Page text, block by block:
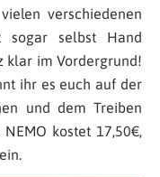
verschiedenen
sogar selbst Hand
klar im Vordergrund!
ihr es euch auf der
und dem Treiben
kostet 17,50€,